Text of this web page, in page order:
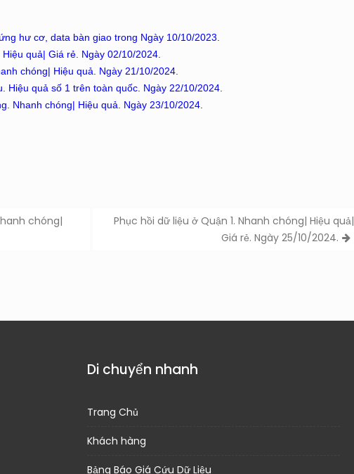
hư cơ, data bàn giao trong Ngày 10/10/2023.
quả| Giá rẻ. Ngày 02/10/2024.
chóng| Hiệu quả. Ngày 21/10/2024.
Hiệu quả số 1 trên toàn quốc. Ngày 22/10/2024.
Nhanh chóng| Hiệu quả. Ngày 23/10/2024.
chóng|
Phục hồi dữ liệu ở Quận 1. Nhanh chóng| Hiệu quả|
Giá rẻ. Ngày 25/10/2024.
Di chuyển nhanh
Trang Chủ
Khách hàng
Bảng Báo Giá Cứu Dữ Liệu